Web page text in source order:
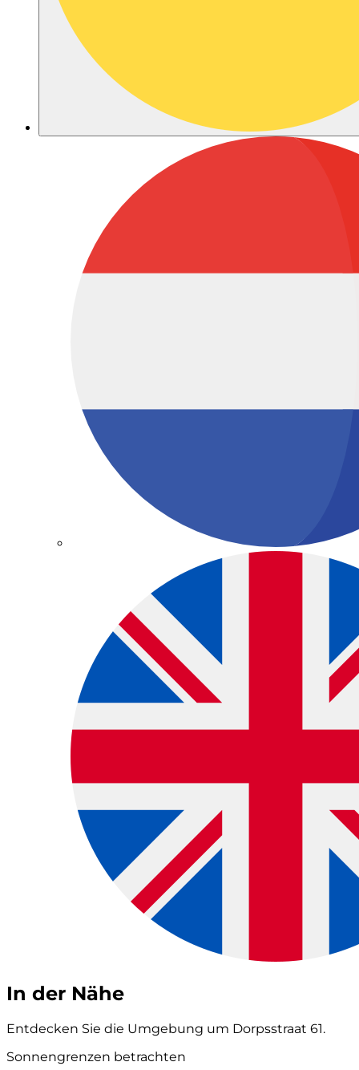
In der Nähe
Entdecken Sie die Umgebung um Dorpsstraat 61.
Sonnengrenzen betrachten